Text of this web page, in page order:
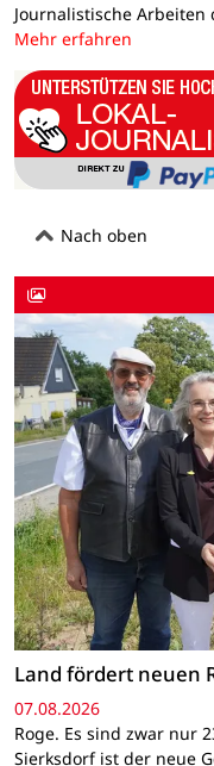
Journalistische
Mehr erfahren
Nach oben
Land fördert neuen
07.08.2026
Roge. Es sind zwar nur
Sierksdorf ist der neue